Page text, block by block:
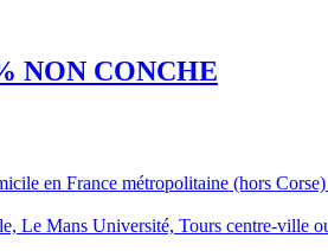
NON CONCHE
en France métropolitaine (hors
Le Mans Université, Tours centre-ville